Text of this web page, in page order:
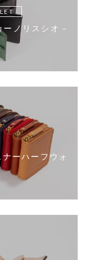
ノリスシオ –
ーハーフウォ